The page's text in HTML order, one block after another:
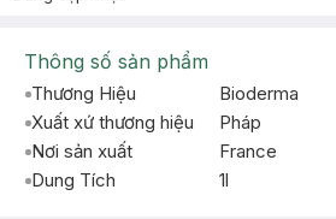
Thông số sản phẩm
Thương Hiệu
Bioderma
Xuất xứ thương hiệu
Pháp
Nơi sản xuất
France
Dung Tích
1l